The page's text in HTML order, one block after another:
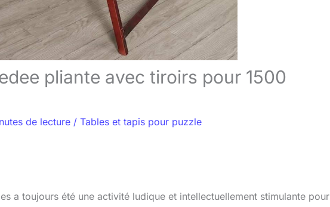
pliante avec tiroirs pour 1500
de lecture / Tables et tapis pour puzzle
a toujours été une activité ludique et intellectuellement stimulante pour